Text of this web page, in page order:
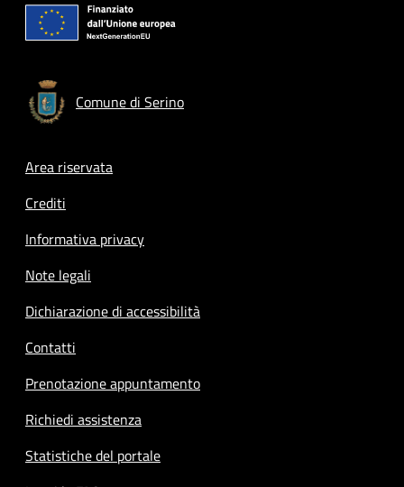
Comune di Serino
Footer menu
Area riservata
Crediti
Informativa privacy
Note legali
Dichiarazione di accessibilità
Contatti
Prenotazione appuntamento
Richiedi assistenza
Statistiche del portale